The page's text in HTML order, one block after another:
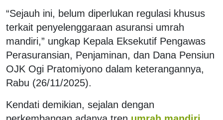
“Sejauh ini, belum diperlukan regulasi khusus
terkait penyelenggaraan asuransi umrah
mandiri,” ungkap Kepala Eksekutif Pengawas
Perasuransian, Penjaminan, dan Dana Pensiun
OJK Ogi Pratomiyono dalam keterangannya,
Rabu (26/11/2025).
Kendati demikian, sejalan dengan